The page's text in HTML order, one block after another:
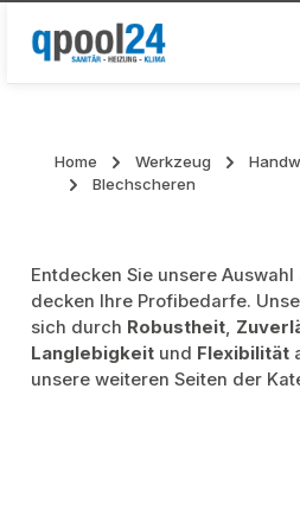
Zum Hauptinhalt springen
Home Werkzeug
Blechscheren
Entdecken Sie unsere Auswahl
decken Ihre Profibedarfe.
sich durch Robustheit,
Langlebigkeit und Flexibilität
unsere weiteren Seiten der